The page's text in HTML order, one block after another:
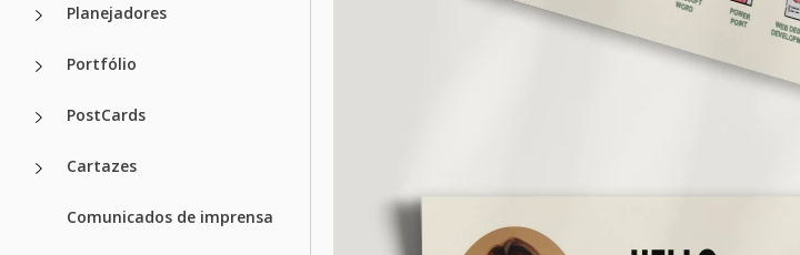
Planejadores
Portfólio
PostCards
Cartazes
Comunicados de imprensa